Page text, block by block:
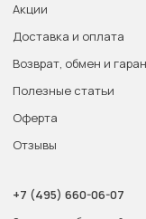
Акции
Доставка и оплата
Возврат, обмен и
Полезные статьи
Оферта
Отзывы
+7 (495) 660-06-07